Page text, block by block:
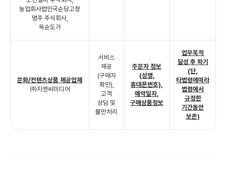
농업회사법인국순당고창
명주 주식회사,
복순도가
문화/컨텐츠상품 제공업체
㈜지엔씨미디어
서비스
제공
(구매자
확인),
고객
상담 및
불만처리
주문자 정보
(성명,
휴대폰번호),
예약일자,
구매상품정보
업무목적
달성 후 파기
(단,
타법령에따라
법령에서
규정한
기간동안
보존)